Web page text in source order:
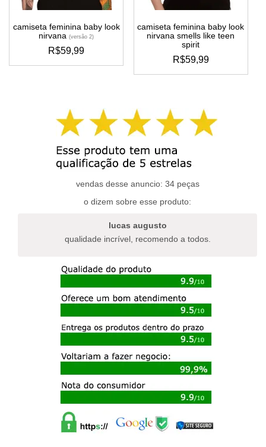
produto
produto
camiseta feminina baby look
nirvana(versão 2)
R$59,99
este
variantes.
as
opções
podem
ser
camiseta feminina baby look
nirvana smells like teen
spirit
R$59,99
este
várias
variantes.
as
podem
escolhidas
página
vendas desse anuncio: 34 peças
o dizem sobre esse produto:
lucas augusto
qualidade incrível, recomendo a todos.